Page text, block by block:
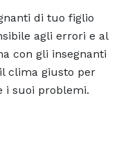
di tuo figlio
agli errori e al
con gli insegnanti
clima giusto per
i suoi problemi.